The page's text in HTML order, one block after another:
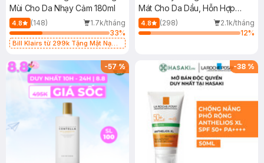
Mùi Cho Da Nhạy Cảm 180ml
4.8 (148)
1.7k/tháng
33%
Bill Klairs từ 299k Tặng Mặt Nạ
25ml (SL Có Hạn)
Mát Cho Da Dầu, Hỗn Hợp
400ml
4.8 (298)
2.1k/tháng
12%
-57% -38 %